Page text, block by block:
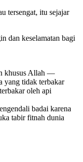
tersengat, itu sejajar
dan keselamatan bagi
khusus Allah —
yang tidak terbakar
oleh api
badai karena
tabir fitnah dunia